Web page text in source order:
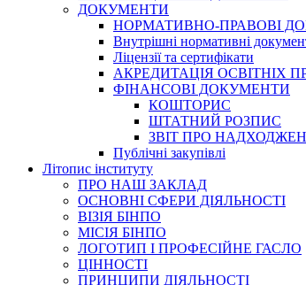
ДОКУМЕНТИ
НОРМАТИВНО-ПРАВОВІ
Внутрішні нормативні
Ліцензії та сертифікати
АКРЕДИТАЦІЯ ОСВІТНІХ
ФІНАНСОВІ ДОКУМЕНТИ
КОШТОРИС
ШТАТНИЙ РОЗПИС
ЗВІТ ПРО
Публічні закупівлі
Літопис інституту
ПРО НАШ ЗАКЛАД
ОСНОВНІ СФЕРИ ДІЯЛЬНОСТІ
ВІЗІЯ БІНПО
МІСІЯ БІНПО
ЛОГОТИП І ПРОФЕСІЙНЕ ГАСЛО
ЦІННОСТІ
ПРИНЦИПИ ДІЯЛЬНОСТІ